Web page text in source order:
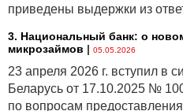
приведены выдержки из
3. Национальный банк: о
микрозаймов | 05.05.2026
23 апреля 2026 г. вступил в
Беларусь от 17.10.2025 №
по вопросам